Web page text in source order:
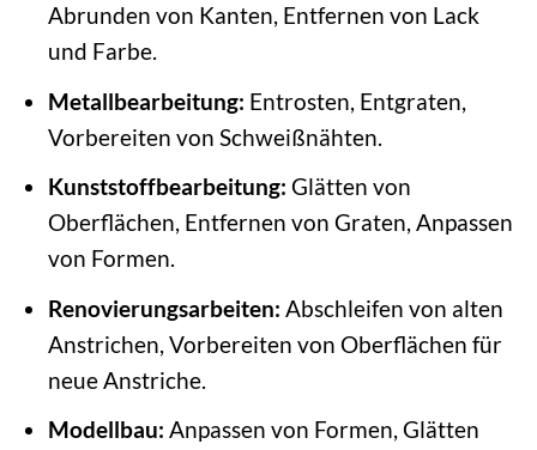
Abrunden von Kanten, Entfernen von Lack
und Farbe.
Metallbearbeitung: Entrosten, Entgraten,
Vorbereiten von Schweißnähten.
Kunststoffbearbeitung: Glätten von
Oberflächen, Entfernen von Graten, Anpassen
von Formen.
Renovierungsarbeiten: Abschleifen von alten
Anstrichen, Vorbereiten von Oberflächen für
neue Anstriche.
Modellbau: Anpassen von Formen, Glätten